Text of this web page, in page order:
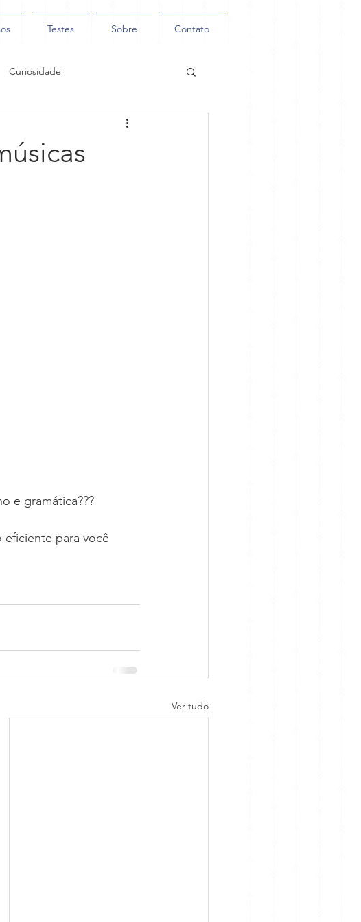
Testes Sobre Contato
Curiosidade
e gramática???
para você
Ver tudo